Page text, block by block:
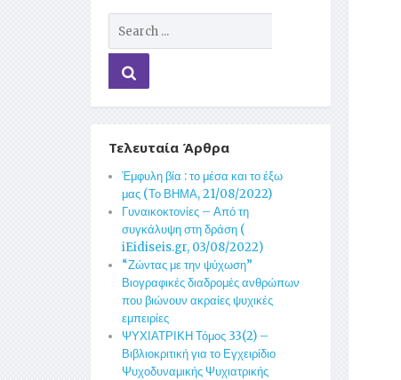
Τελευταία Άρθρα
Έμφυλη βία : το μέσα και το έξω
μας (Το ΒΗΜΑ, 21/08/2022)
Γυναικοκτονίες – Από τη
συγκάλυψη στη δράση (
iEidiseis.gr, 03/08/2022)
“Ζώντας με την ψύχωση”
Βιογραφικές διαδρομές ανθρώπων
που βιώνουν ακραίες ψυχικές
εμπειρίες
ΨΥΧΙΑΤΡΙΚΗ Τόμος 33(2) –
Βιβλιοκριτική για το Εγχειρίδιο
Ψυχοδυναμικής Ψυχιατρικής